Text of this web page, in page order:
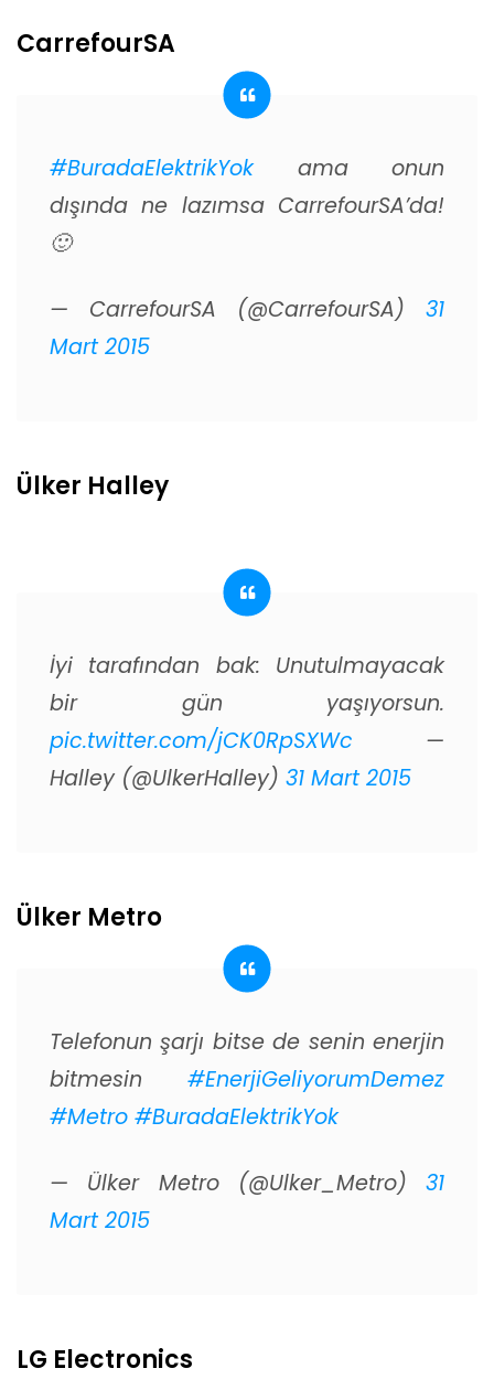
CarrefourSA
#BuradaElektrikYokama onun
dışında ne lazımsa CarrefourSA’da!
🙂
— CarrefourSA (@CarrefourSA) 31
Mart 2015
Ülker Halley
İyi tarafından bak: Unutulmayacak
bir gün yaşıyorsun.
pic.twitter.com/jCK0RpSXWc —
Halley (@UlkerHalley) 31 Mart 2015
Ülker Metro
Telefonun şarjı bitse de senin enerjin
bitmesin #EnerjiGeliyorumDemez
#Metro #BuradaElektrikYok
— Ülker Metro (@Ulker_Metro) 31
Mart 2015
LG Electronics